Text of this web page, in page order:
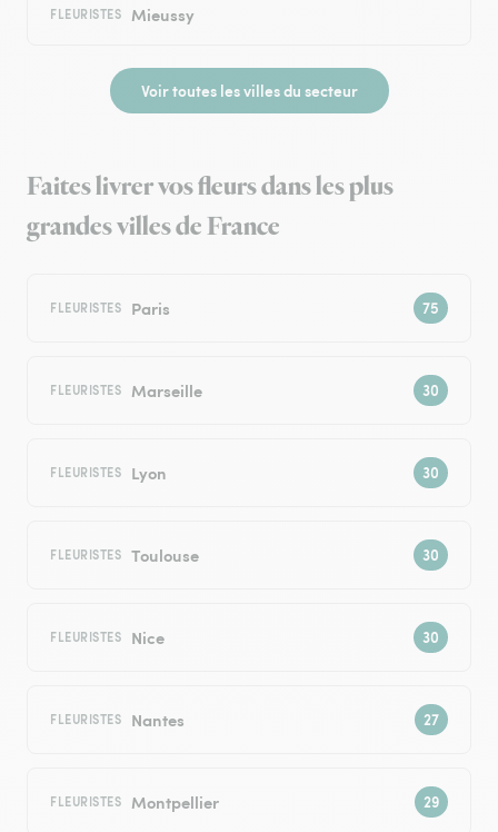
FLEURISTES Mieussy
Voir toutes les villes du secteur
Faites livrer vos fleurs dans les plus
grandes villes de France
FLEURISTES Paris
FLEURISTES Marseille
FLEURISTES Lyon
FLEURISTES Toulouse
FLEURISTES Nice
FLEURISTES Nantes
FLEURISTES Montpellier